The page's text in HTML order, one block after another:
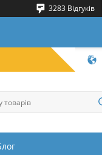
3283 Відгуків